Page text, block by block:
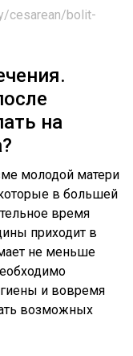
cesarean/bolit-
на
молодой матери
в большей
время
приходит в
не меньше
и вовремя
возможных